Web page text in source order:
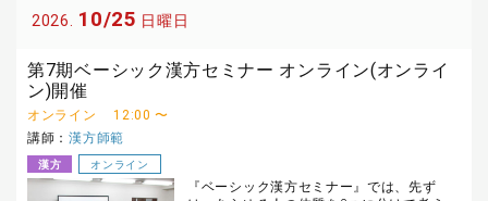
2026. 10/25 日曜日
第7期ベーシック漢方セミナー オンライン(オンライ
ン)開催
オンライン
12:00 〜
講師：漢方師範
漢方 オンライン
『ベーシック漢方セミナー』では、先ず